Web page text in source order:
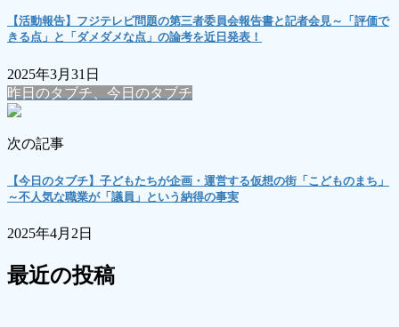
【活動報告】フジテレビ問題の第三者委員会報告書と記者会見～「評価で
きる点」と「ダメダメな点」の論考を近日発表！
2025年3月31日
昨日のタブチ、今日のタブチ
次の記事
【今日のタブチ】子どもたちが企画・運営する仮想の街「こどものまち」
～不人気な職業が「議員」という納得の事実
2025年4月2日
最近の投稿